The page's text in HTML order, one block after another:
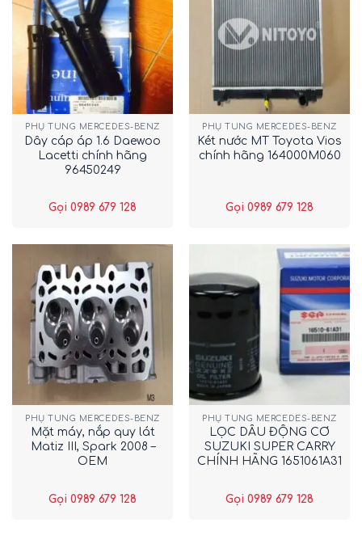
PHỤ TÙNG MERCEDES-BENZ
Dây cáp áp 1.6 Daewoo
Lacetti chính hãng
96450249
Gọi 0989 679 128
PHỤ TÙNG MERCEDES-BENZ
Két nước MT Toyota Vios
chính hãng 164000M060
Gọi 0989 679 128
PHỤ TÙNG MERCEDES-BENZ
Mặt máy, nắp quy lát
Matiz III, Spark 2008 –
OEM
Gọi 0989 679 128
PHỤ TÙNG MERCEDES-BENZ
LỌC DẦU ĐỘNG CƠ
SUZUKI SUPER CARRY
CHÍNH HÃNG 1651061A31
Gọi 0989 679 128